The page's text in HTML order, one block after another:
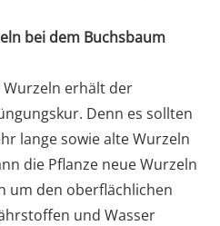
bei dem Buchsbaum
Wurzeln erhält der
Denn es sollten
lange sowie alte Wurzeln
die Pflanze neue Wurzeln
um den oberflächlichen
und Wasser